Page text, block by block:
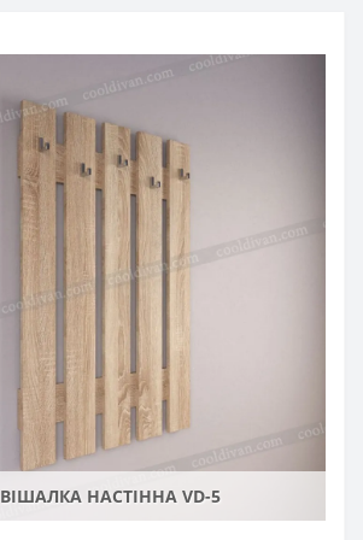
ВІШАЛКА НАСТІННА VD-5